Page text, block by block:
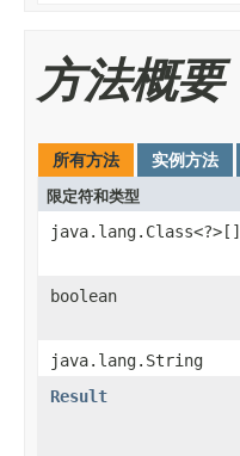
方法概要
所有方法 实例方法
限定符和类型
java.lang.Class<?>[]
boolean
java.lang.String
Result